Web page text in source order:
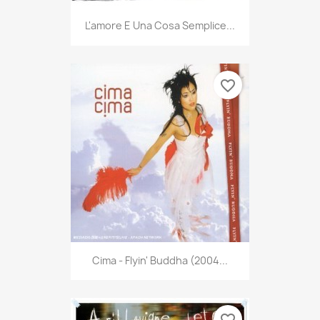
L'amore E Una Cosa Semplice...
Cima - Flyin' Buddha (2004...
favorite_border